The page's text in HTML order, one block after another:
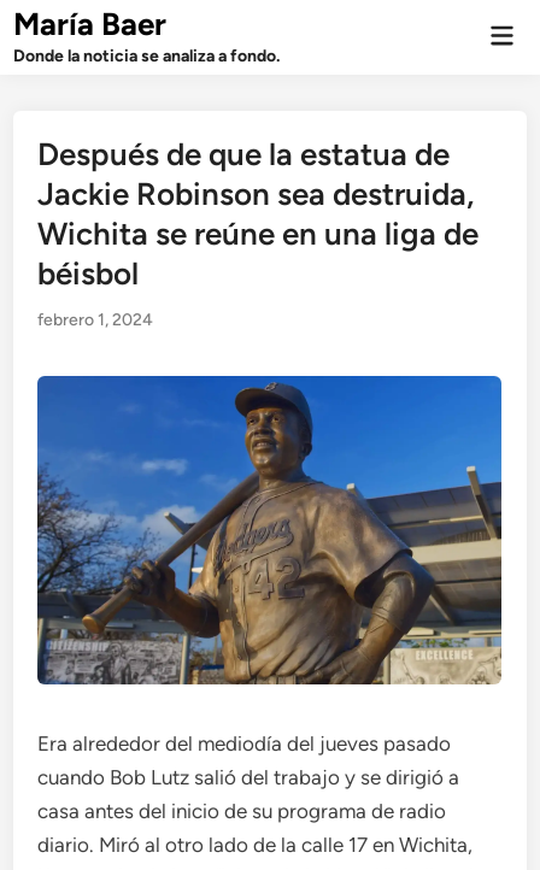
Saltar
contenido
María Baer
Donde la noticia se analiza a fondo.
Después de que la estatua de
Jackie Robinson sea destruida,
Wichita se reúne en una liga de
béisbol
febrero 1, 2024
Era alrededor del mediodía del jueves pasado
cuando Bob Lutz salió del trabajo y se dirigió a
casa antes del inicio de su programa de radio
diario. Miró al otro lado de la calle 17 en Wichita,